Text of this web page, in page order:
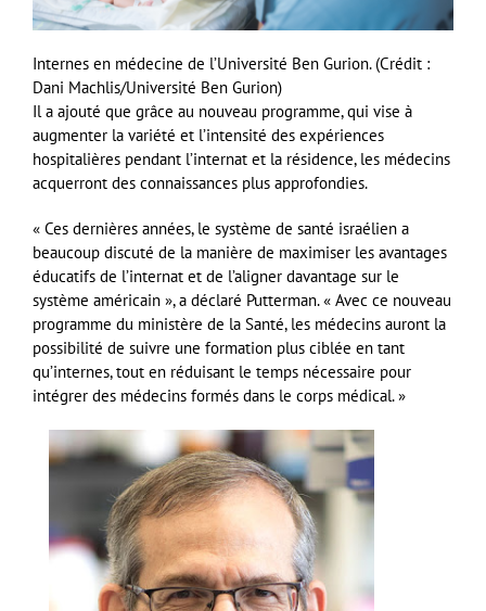
Internes en médecine de l’Université Ben Gurion. (Crédit :
Dani Machlis/Université Ben Gurion)
Il a ajouté que grâce au nouveau programme, qui vise à
augmenter la variété et l’intensité des expériences
hospitalières pendant l’internat et la résidence, les médecins
acquerront des connaissances plus approfondies.
« Ces dernières années, le système de santé israélien a
beaucoup discuté de la manière de maximiser les avantages
éducatifs de l’internat et de l’aligner davantage sur le
système américain », a déclaré Putterman. « Avec ce nouveau
programme du ministère de la Santé, les médecins auront la
possibilité de suivre une formation plus ciblée en tant
qu’internes, tout en réduisant le temps nécessaire pour
intégrer des médecins formés dans le corps médical. »